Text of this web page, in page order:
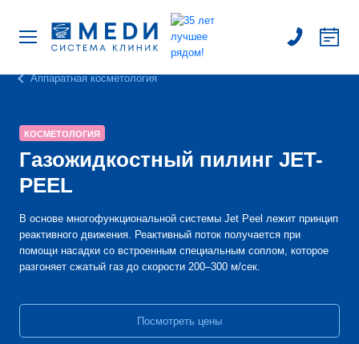
Аппаратная косметология
КОСМЕТОЛОГИЯ
Газожидкостный пилинг JET-
PEEL
В основе многофункциональной системы Jet Peel лежит принцип
реактивного движения. Реактивный поток получается при
помощи насадки со встроенным специальным соплом, которое
разгоняет сжатый газ до скорости 200–300 м/сек.
Посмотреть цены